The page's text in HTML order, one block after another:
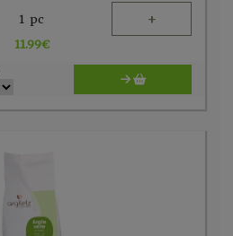
1 pc +
11.99€